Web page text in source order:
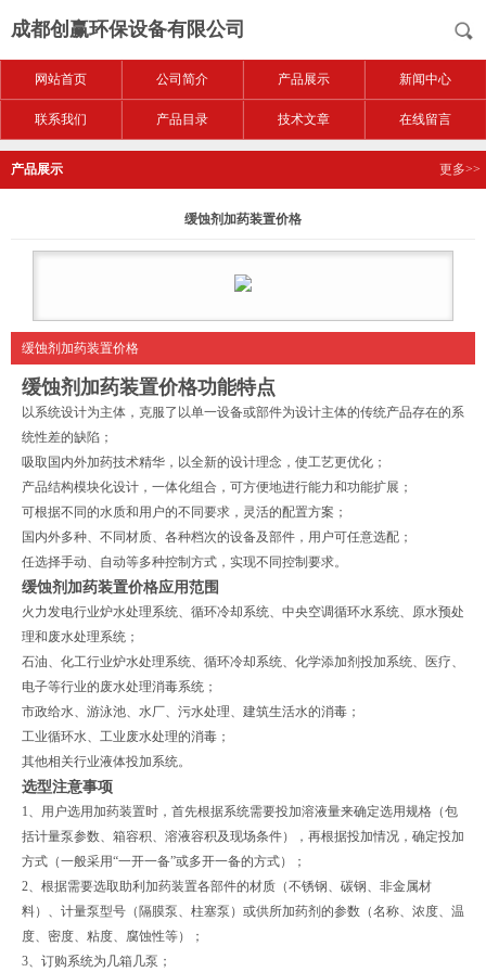
成都创赢环保设备有限公司
网站首页 公司简介 产品展示 新闻中心
联系我们 产品目录 技术文章 在线留言
产品展示 更多>>
缓蚀剂加药装置价格
缓蚀剂加药装置价格
缓蚀剂加药装置价格功能特点
以系统设计为主体，克服了以单一设备或部件为设计主体的传统产品存在的系
统性差的缺陷；
吸取国内外加药技术精华，以全新的设计理念，使工艺更优化；
产品结构模块化设计，一体化组合，可方便地进行能力和功能扩展；
可根据不同的水质和用户的不同要求，灵活的配置方案；
国内外多种、不同材质、各种档次的设备及部件，用户可任意选配；
任选择手动、自动等多种控制方式，实现不同控制要求。
缓蚀剂加药装置价格应用范围
火力发电行业炉水处理系统、循环冷却系统、中央空调循环水系统、原水预处
理和废水处理系统；
石油、化工行业炉水处理系统、循环冷却系统、化学添加剂投加系统、医疗、
电子等行业的废水处理消毒系统；
市政给水、游泳池、水厂、污水处理、建筑生活水的消毒；
工业循环水、工业废水处理的消毒；
其他相关行业液体投加系统。
选型注意事项
1、用户选用加药装置时，首先根据系统需要投加溶液量来确定选用规格（包
括计量泵参数、箱容积、溶液容积及现场条件），再根据投加情况，确定投加
方式（一般采用“一开一备”或多开一备的方式）；
2、根据需要选取助利加药装置各部件的材质（不锈钢、碳钢、非金属材
料）、计量泵型号（隔膜泵、柱塞泵）或供所加药剂的参数（名称、浓度、温
度、密度、粘度、腐蚀性等）；
3、订购系统为几箱几泵；